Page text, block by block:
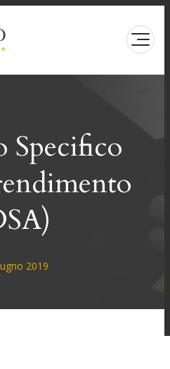
Specifico
2019